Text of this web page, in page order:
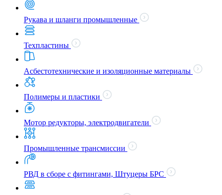
Рукава и шланги промышленные
Техпластины
Асбестотехнические и изоляционные материалы
Полимеры и пластики
Мотор редукторы, электродвигатели
Промышленные трансмиссии
РВД в сборе с фитингами, Штуцеры БРС